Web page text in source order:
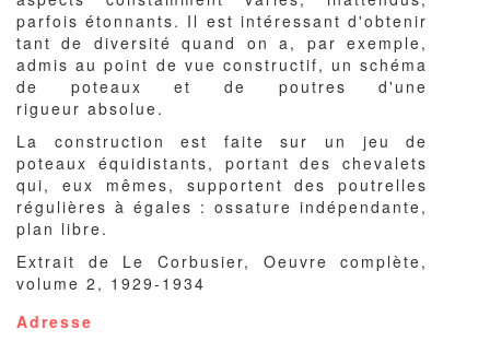
parfois étonnants. Il est intéressant d'obtenir
tant de diversité quand on a, par exemple,
admis au point de vue constructif, un schéma
de poteaux et de poutres d'une
rigueur absolue.
La construction est faite sur un jeu de
poteaux équidistants, portant des chevalets
qui, eux mêmes, supportent des poutrelles
régulières à égales : ossature indépendante,
plan libre.
Extrait de Le Corbusier, Oeuvre complète,
volume 2, 1929-1934
Adresse